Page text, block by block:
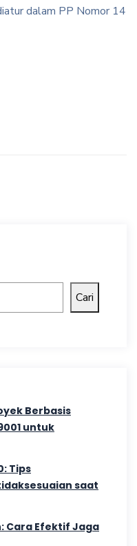
dalam PP Nomor 14
Cari
Berbasis
untuk
Tips
saat
Cara Efektif Jaga